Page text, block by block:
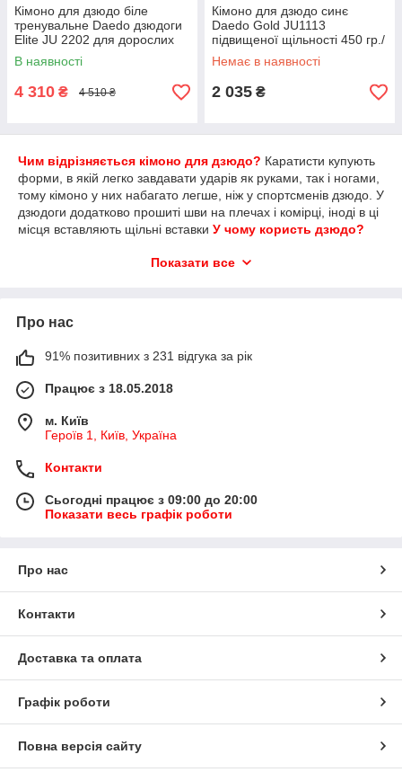
Кімоно для дзюдо біле
тренувальне Daedo дзюдоги
Elite JU 2202 для дорослих
В наявності
4 310 ₴ 4 510 ₴
Кімоно для дзюдо синє
Daedo Gold JU1113
підвищеної щільності 450 гр./
м.кв тренувальний та змагань
костюм
Немає в наявності
2 035 ₴
Чим відрізняється кімоно для дзюдо? Каратисти купують
форми, в якій легко завдавати ударів як руками, так і ногами,
тому кімоно у них набагато легше, ніж у спортсменів дзюдо. У
дзюдоги додатково прошиті шви на плечах і комірці, іноді в ці
місця вставляють щільні вставки У чому користь дзюдо?
популярних у нас у країні видів східних єдиноборств,
корисні навички, у тому числі швидкість реакції, розважливість
своїх дій
для занять дзюдо, потрібно враховувати той факт, що до
складу входить бавовна, яка при пранні дає усадку 5-7см.
Тому рекомендується вибирати кімоно на 10см більше, ніж
ваше зростання
Показати все
Про нас
91% позитивних з 231 відгука за рік
Працює з 18.05.2018
м. Київ
Героїв 1, Київ, Україна
Контакти
Сьогодні працює з 09:00 до 20:00
Показати весь графік роботи
Про нас
Контакти
Доставка та оплата
Графік роботи
Повна версія сайту